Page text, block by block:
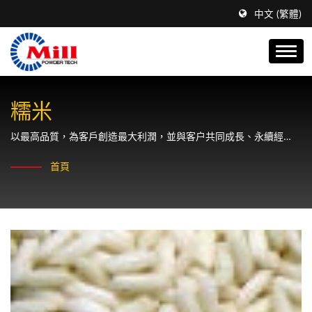
中文 (繁體)
糯米
以最高品質，為客戶創造最大利潤，並與客户共同成長、永續經
首頁